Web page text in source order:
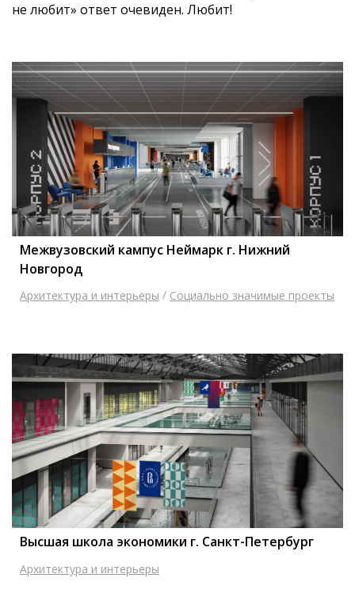
не любит» ответ очевиден. Любит!
Межвузовский кампус Неймарк г. Нижний
Новгород
Архитектура и интерьеры / Социально значимые проекты
Высшая школа экономики г. Санкт-Петербург
Архитектура и интерьеры